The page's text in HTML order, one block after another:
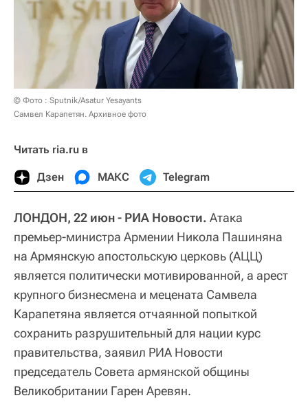
© Фото : Sputnik/Asatur Yesayants
Самвел Карапетян. Архивное фото
Читать ria.ru в
Дзен МАКС Telegram
ЛОНДОН, 22 июн - РИА Новости. Атака
премьер-министра Армении Никола Пашиняна
на Армянскую апостольскую церковь (АЦЦ)
является политически мотивированной, а арест
крупного бизнесмена и мецената Самвела
Карапетяна является отчаянной попыткой
сохранить разрушительный для нации курс
правительства, заявил РИА Новости
председатель Совета армянской общины
Великобритании Гарен Аревян.